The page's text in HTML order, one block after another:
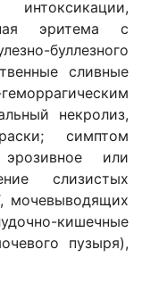
эритема с
буллезного
сливные
некролиз,
симптом
или
слизистых
мочевыводящих
кишечные
пузыря),